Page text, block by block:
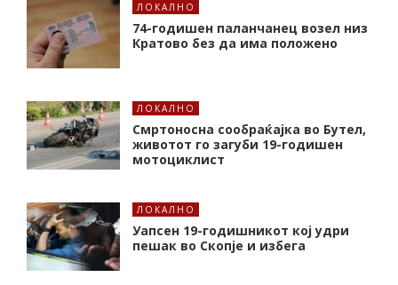
ЛОКАЛНО
74-годишен паланчанец возел низ
Кратово без да има положено
ЛОКАЛНО
Смртоносна сообраќајка во Бутел,
животот го загуби 19-годишен
мотоциклист
ЛОКАЛНО
Уапсен 19-годишникот кој удри
пешак во Скопје и избега